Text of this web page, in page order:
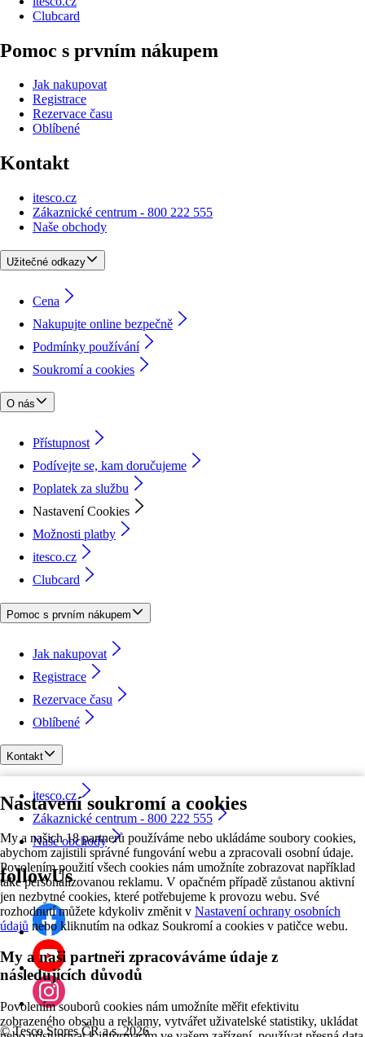
Nastavení soukromí a cookies
My a našich 18 partnerů používáme nebo ukládáme soubory cookies,
abychom zajistili správné fungování webu a zpracovali osobní údaje.
Povolením použití všech cookies nám umožníte zobrazovat například
také personalizovanou reklamu. V opačném případě zůstanou aktivní
jen nezbytné cookies, které potřebujeme k provozu webu. Své
rozhodnutí můžete kdykoliv změnit v Nastavení ochrany osobních
údajů nebo kliknutím na odkaz Soukromí a cookies v patičce webu.
My a naši partneři zpracováváme údaje z
následujících důvodů
Povolením souborů cookies nám umožníte měřit efektivitu
zobrazeného obsahu a reklamy, vytvářet uživatelské statistiky, ukládat
Clubcard
Pomoc s prvním nákupem
Jak nakupovat
Registrace
Rezervace času
Oblíbené
Kontakt
itesco.cz
Zákaznické centrum - 800 222 555
Naše obchody
Užitečné odkazy
Cena
Nakupujte online bezpečně
Podmínky používání
Soukromí a cookies
O nás
Přístupnost
Podívejte se, kam doručujeme
Poplatek za službu
Nastavení Cookies
Možnosti platby
itesco.cz
Clubcard
Pomoc s prvním nákupem
Jak nakupovat
Registrace
Rezervace času
Oblíbené
Kontakt
itesco.cz
Zákaznické centrum - 800 222 555
Naše obchody
followUs
©Tesco Stores ČR a.s. 2026